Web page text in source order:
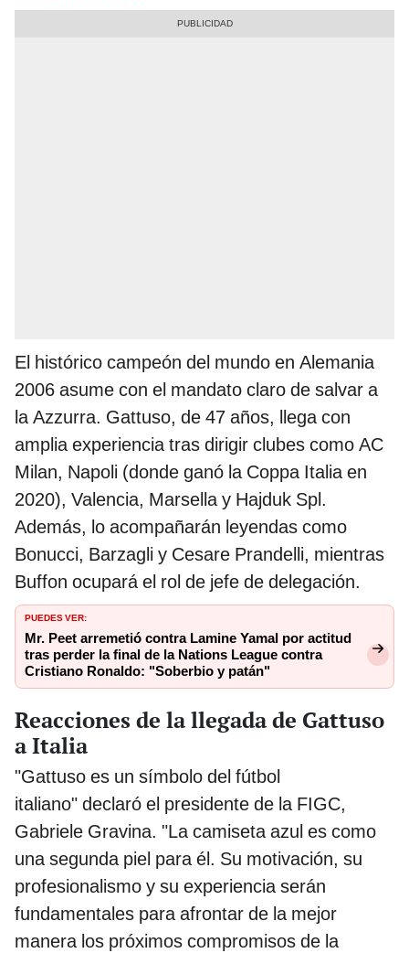
El histórico campeón del mundo en Alemania
2006 asume con el mandato claro de salvar a
la Azzurra. Gattuso, de 47 años, llega con
amplia experiencia tras dirigir clubes como AC
Milan, Napoli (donde ganó la Coppa Italia en
2020), Valencia, Marsella y Hajduk Spl.
Además, lo acompañarán leyendas como
Bonucci, Barzagli y Cesare Prandelli, mientras
Buffon ocupará el rol de jefe de delegación.
PUEDES VER:
Mr. Peet arremetió contra Lamine Yamal por actitud
tras perder la final de la Nations League contra
Cristiano Ronaldo: "Soberbio y patán"
Reacciones de la llegada de Gattuso
a Italia
"Gattuso es un símbolo del fútbol
italiano" declaró el presidente de la FIGC,
Gabriele Gravina. "La camiseta azul es como
una segunda piel para él. Su motivación, su
profesionalismo y su experiencia serán
fundamentales para afrontar de la mejor
manera los próximos compromisos de la